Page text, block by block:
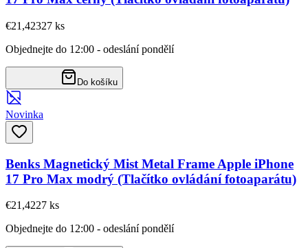
€21,42327 ks
Objednejte do 12:00 - odeslání pondělí
Do košíku
Novinka
Benks Magnetický Mist Metal Frame Apple iPhone
17 Pro Max modrý (Tlačítko ovládání fotoaparátu)
€21,4227 ks
Objednejte do 12:00 - odeslání pondělí